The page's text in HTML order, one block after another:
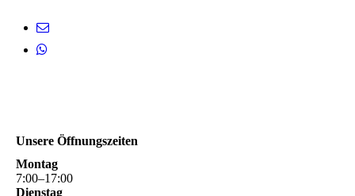
Unsere Öffnungszeiten
Montag
7:00–17:00
Dienstag